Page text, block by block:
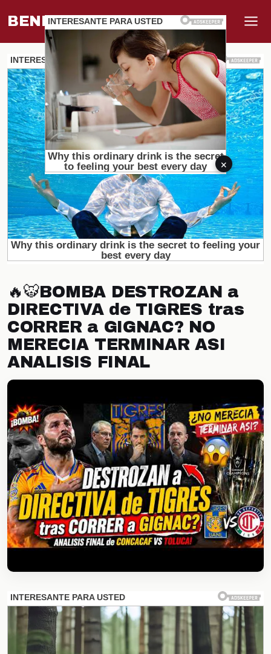
BENEFI.MUNDO
🔥🐯BOMBA DESTROZAN a
DIRECTIVA de TIGRES tras
CORRER a GIGNAC? NO
MERECIA TERMINAR ASI
ANALISIS FINAL
×